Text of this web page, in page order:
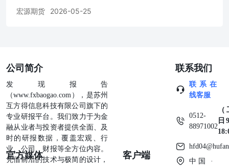
宏源期货 2026-05-25
公司简介
发现报告
（www.fxbaogao.com），是苏州
互方得信息科技有限公司旗下的
专业研报平台。我们致力于为金
融从业者与投资者提供全面、及
时的研报数据，覆盖宏观、行
业、公司、财报等全方位内容。
凭借前沿的技术与极简的设计，
官方媒体 客户端
联系我们
联系在
线客服
0512-
88971002
日
中国 ·